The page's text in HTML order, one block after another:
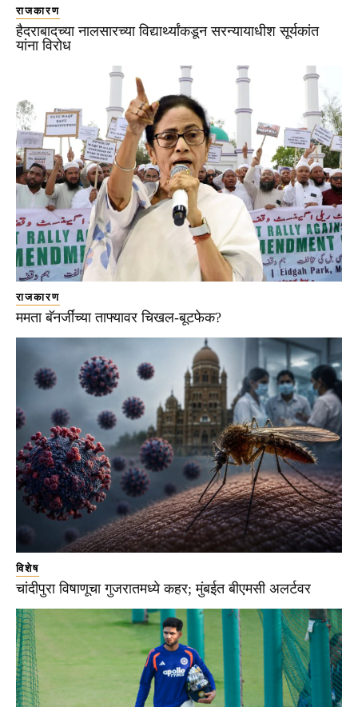
राजकारण
हैदराबादच्या नालसारच्या विद्यार्थ्यांकडून सरन्यायाधीश सूर्यकांत
यांना विरोध
राजकारण
ममता बॅनर्जींच्या ताफ्यावर चिखल-बूटफेक?
विशेष
चांदीपुरा विषाणूचा गुजरातमध्ये कहर; मुंबईत बीएमसी अलर्टवर